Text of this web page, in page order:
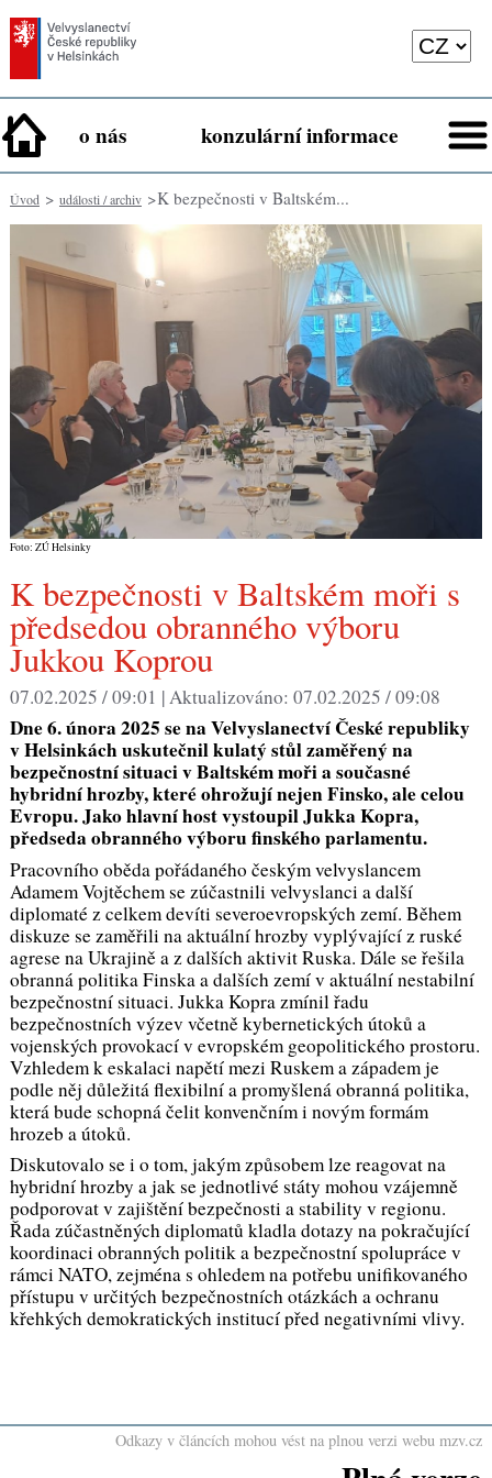
o nás konzulární informace
Úvod> události / archiv> ​K bezpečnosti v Baltském...
Foto: ZÚ Helsinky
předsedou obranného výboru
Jukkou Koprou
07.02.2025 / 09:01 | Aktualizováno: 07.02.2025 / 09:08
Dne 6. února 2025 se na Velvyslanectví České republiky
v Helsinkách uskutečnil kulatý stůl zaměřený na
bezpečnostní situaci v Baltském moři a současné
hybridní hrozby, které ohrožují nejen Finsko, ale celou
Evropu. Jako hlavní host vystoupil Jukka Kopra,
předseda obranného výboru finského parlamentu.
Pracovního oběda pořádaného českým velvyslancem
Adamem Vojtěchem se zúčastnili velvyslanci a další
diplomaté z celkem devíti severoevropských zemí. Během
diskuze se zaměřili na aktuální hrozby vyplývající z ruské
agrese na Ukrajině a z dalších aktivit Ruska. Dále se řešila
obranná politika Finska a dalších zemí v aktuální nestabilní
bezpečnostní situaci. Jukka Kopra zmínil řadu
bezpečnostních výzev včetně kybernetických útoků a
vojenských provokací v evropském geopolitického prostoru.
Vzhledem k eskalaci napětí mezi Ruskem a západem je
podle něj důležitá flexibilní a promyšlená obranná politika,
která bude schopná čelit konvenčním i novým formám
hrozeb a útoků.
Diskutovalo se i o tom, jakým způsobem lze reagovat na
hybridní hrozby a jak se jednotlivé státy mohou vzájemně
podporovat v zajištění bezpečnosti a stability v regionu.
Řada zúčastněných diplomatů kladla dotazy na pokračující
koordinaci obranných politik a bezpečnostní spolupráce v
rámci NATO, zejména s ohledem na potřebu unifikovaného
přístupu v určitých bezpečnostních otázkách a ochranu
křehkých demokratických institucí před negativními vlivy.
Odkazy v článcích mohou vést na plnou verzi webu mzv.cz